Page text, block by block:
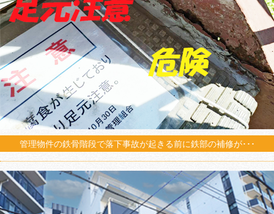
管理物件の鉄骨階段で落下事故が起きる前に鉄部の補修が･･･